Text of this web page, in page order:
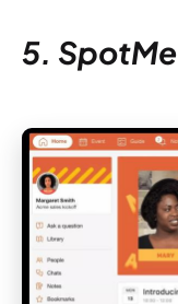
5. SpotMe